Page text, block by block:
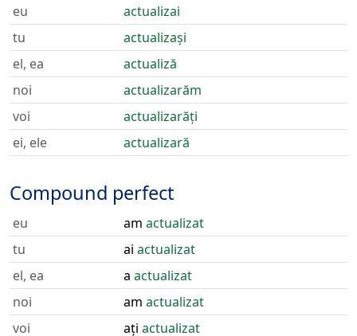
eu
actualizai
tu
actualizași
el, ea
actualiză
noi
actualizarăm
voi
actualizarăți
ei, ele
actualizară
Compound perfect
eu am actualizat
tu
ai actualizat
el, ea
a actualizat
noi
am actualizat
voi
ați actualizat